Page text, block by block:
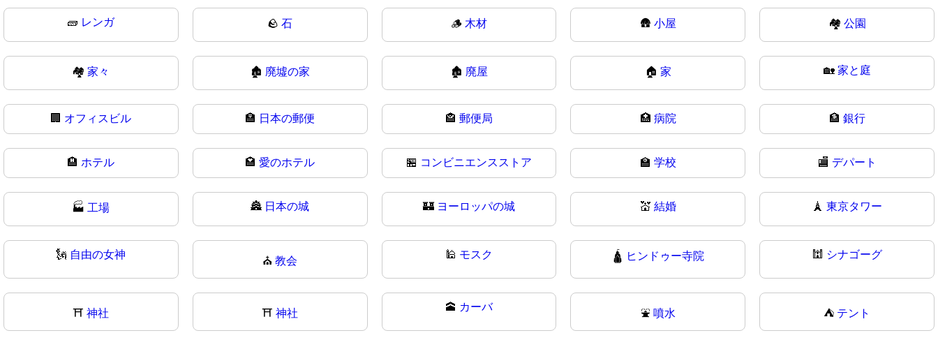
🧱 レンガ 🪨石 🪵 木材 🛖 小屋 🏘️ 公園
🏘家々 🏚️ 廃墟の家 🏚 廃屋 🏠 家 🏡 家と庭
🏢 オフィスビル 🏣 日本の郵便 🏤 郵便局 🏥 病院 🏦 銀行
🏨ホテル 🏩愛のホテル 🏪 コンビニエンスストア 🏫 学校 🏬 デパート
🏭工場 🏯 日本の城 🏰 ヨーロッパの城 💒 結婚 🗼 東京タワー
🗽 自由の女神
⛪教会
🕌 モスク 🛕 ヒンドゥー寺院 🕍 シナゴーグ
⛩️神社 ⛩神社
🕋 カーバ
⛲ 噴水 ⛺ テント